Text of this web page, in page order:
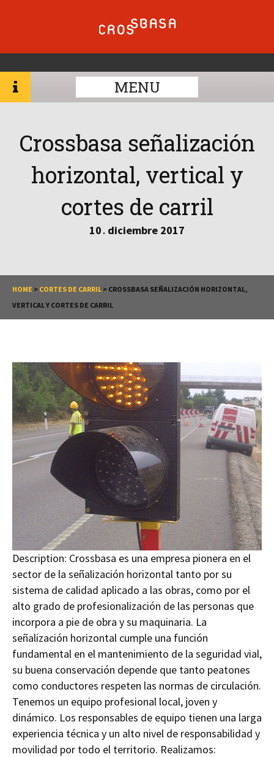
MENU
Crossbasa señalización
horizontal, vertical y
cortes de carril
10 . diciembre 2017
HOME > CORTES DE CARRIL > CROSSBASA SEÑALIZACIÓN HORIZONTAL,
VERTICAL Y CORTES DE CARRIL
Description: Crossbasa es una empresa pionera en el
sector de la señalización horizontal tanto por su
sistema de calidad aplicado a las obras, como por el
alto grado de profesionalización de las personas que
incorpora a pie de obra y su maquinaria. La
señalización horizontal cumple una función
fundamental en el mantenimiento de la seguridad vial,
su buena conservación depende que tanto peatones
como conductores respeten las normas de circulación.
Tenemos un equipo profesional local, joven y
dinámico. Los responsables de equipo tienen una larga
experiencia técnica y un alto nivel de responsabilidad y
movilidad por todo el territorio. Realizamos: